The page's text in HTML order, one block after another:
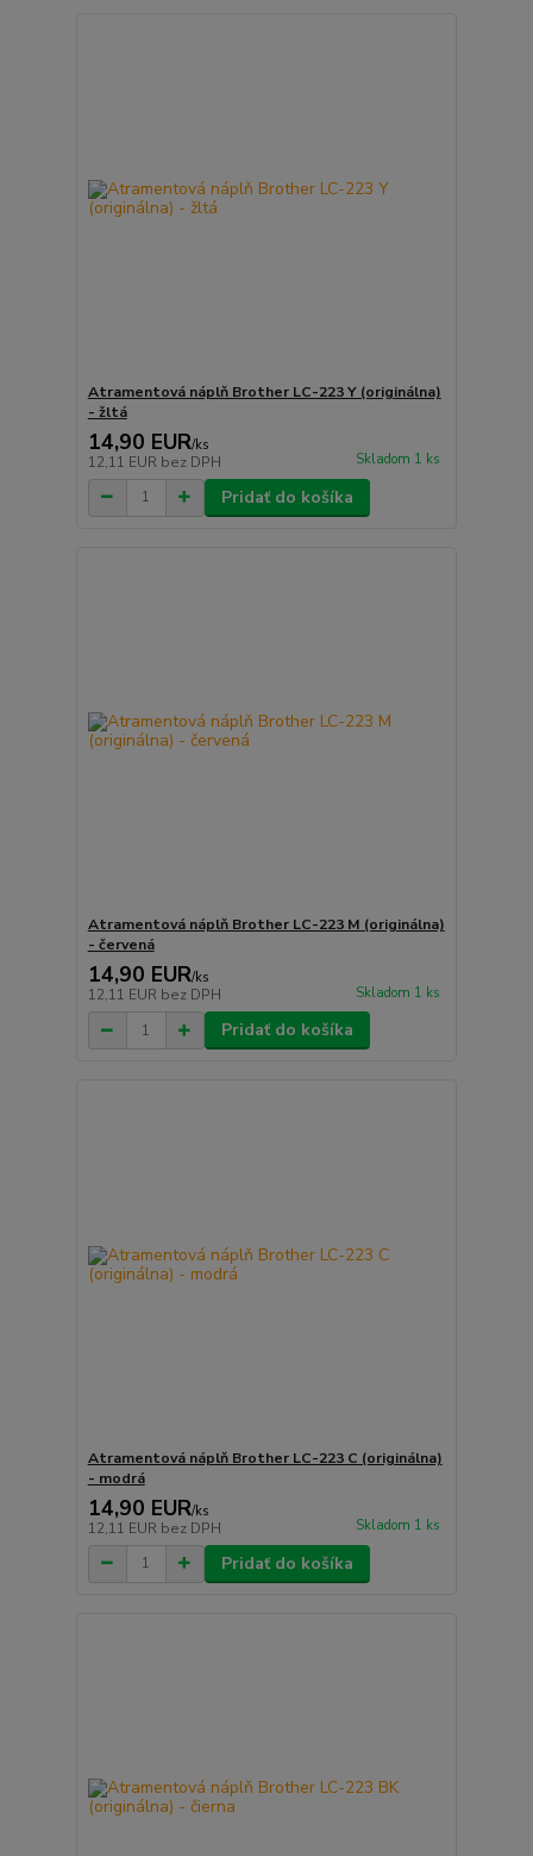
Atramentová náplň Brother LC-223 Y (originálna)
- žltá
14,90 EUR/ks
12,11 EUR bez DPH Skladom 1 ks
Pridať do košíka
Atramentová náplň Brother LC-223 M (originálna)
- červená
14,90 EUR/ks
12,11 EUR bez DPH Skladom 1 ks
Pridať do košíka
Atramentová náplň Brother LC-223 C (originálna)
- modrá
14,90 EUR/ks
12,11 EUR bez DPH Skladom 1 ks
Pridať do košíka